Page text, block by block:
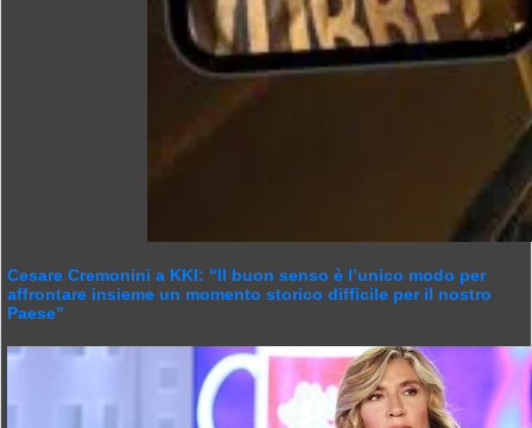
Cesare Cremonini a KKI: “Il buon senso è l’unico modo per
affrontare insieme un momento storico difficile per il nostro
Paese”